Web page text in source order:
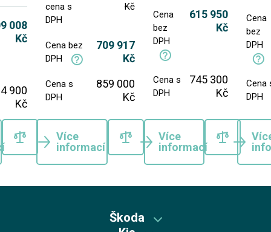
008
Kč
900
Kč
cena s
DPH
Kč
Cena bez
DPH
709 917
Kč
Cena s
DPH
859 000
Kč
Více
informací
Cena
bez
DPH
615 950
Kč
Cena s
DPH
745 300
Kč
Více
informací
Cena
bez
DPH
Cena
DPH
Škoda